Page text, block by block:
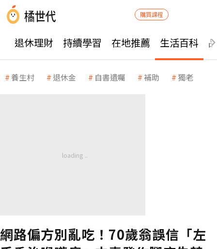
購買課程
退休理財 持續學習 在地推薦 生活百科
養生村 退休金 自書遺囑 補助 獨老
網路偏方別亂吃！70歲翁誤信「左